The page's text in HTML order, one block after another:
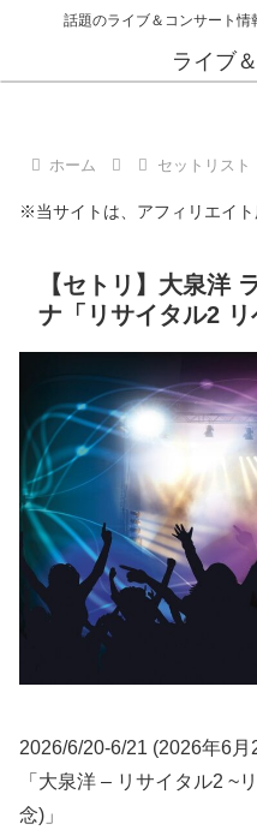
話題のライブ＆コンサート情
ライブ
ホーム セットリスト
※当サイトは、アフィリエイ
【セトリ】大泉洋
ナ「リサイタル2 リ
2026/6/20-6/21 (2026年6
「大泉洋 – リサイタル2 ~
念)」